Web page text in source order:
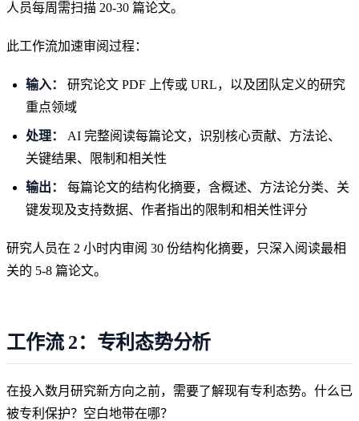
人员每周需扫描 20-30 篇论文。
此工作流加速审阅过程：
输入：
研究论文 PDF 上传或 URL，以及团队定义的研究
重点领域
处理：
AI 完整阅读每篇论文，识别核心贡献、方法论、
关键结果、限制和相关性
输出：
每篇论文的结构化摘要，含概述、方法论分类、关
键发现及支持数据、作者指出的限制和相关性评分
研究人员在 2 小时内审阅 30 份结构化摘要，只深入阅读最相
关的 5-8 篇论文。
工作流 2：专利态势分析
在投入数月研究新方向之前，需要了解现有专利态势。什么已
被专利保护？空白地带在哪？